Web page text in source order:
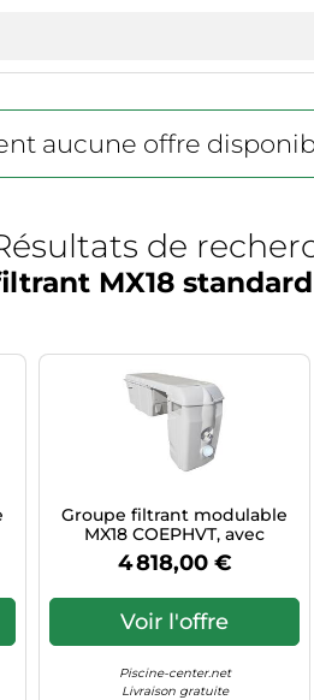
aucune offre
de
MX18
Groupe filtrant modulable
MX18 COEPHVT, avec
électrolyseur, régulateur pH
et by-pass - Bassin 80 m³
4 818,00 €
Voir l'offre
Piscine-center.net
Livraison gratuite